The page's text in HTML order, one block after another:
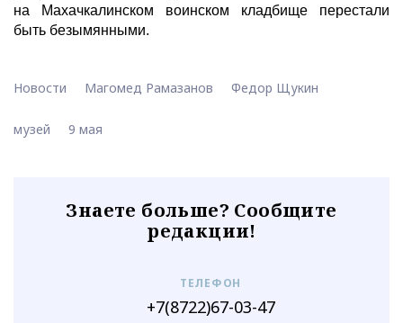
на Махачкалинском воинском кладбище перестали
быть безымянными.
Новости Магомед Рамазанов Федор Щукин
музей 9 мая
Знаете больше? Сообщите
редакции!
ТЕЛЕФОН
+7(8722)67-03-47